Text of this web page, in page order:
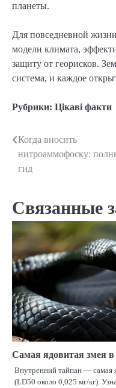
планеты.
Для повседневной
модели климата,
защиту от георисков.
система, и каждое
Рубрики: Цікаві факти
Навигация
по
Когда вносить
нитроаммофоску:
гид
Связанные
Самая ядовитая змея
Внутренний тайпан — самая
(LD50 около 0,025 мг/кг).